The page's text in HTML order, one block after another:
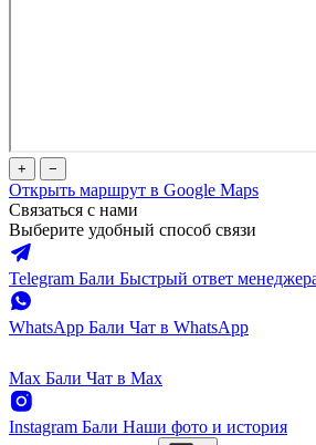
+ −
Открыть маршрут в Google Maps
Связаться с нами
Выберите удобный способ связи
Telegram Бали Быстрый ответ
WhatsApp Бали Чат в WhatsApp
Max Бали Чат в Max
Instagram Бали Наши фото и история